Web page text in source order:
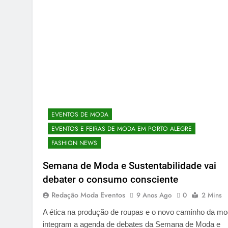
EVENTOS DE MODA
EVENTOS E FEIRAS DE MODA EM PORTO ALEGRE
FASHION NEWS
Semana de Moda e Sustentabilidade vai
debater o consumo consciente
Redação Moda Eventos 9 Anos Ago 0 2 Mins
A ética na produção de roupas e o novo caminho da
integram a agenda de debates da Semana de Moda e